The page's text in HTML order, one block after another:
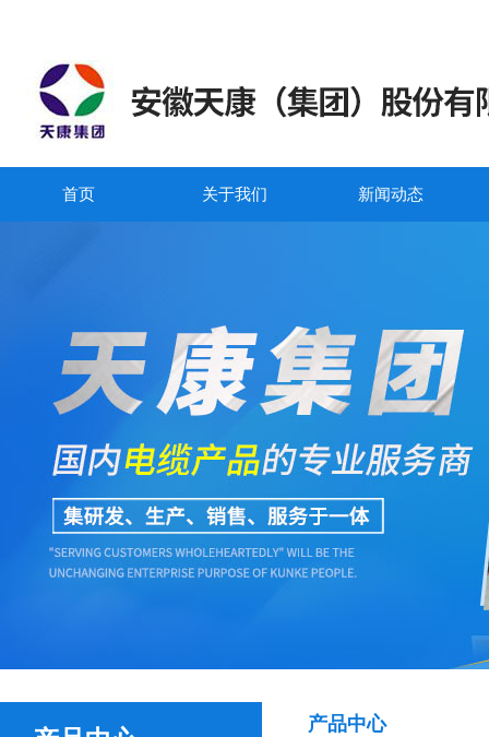
首页 关于我们 新闻动态
产品中心